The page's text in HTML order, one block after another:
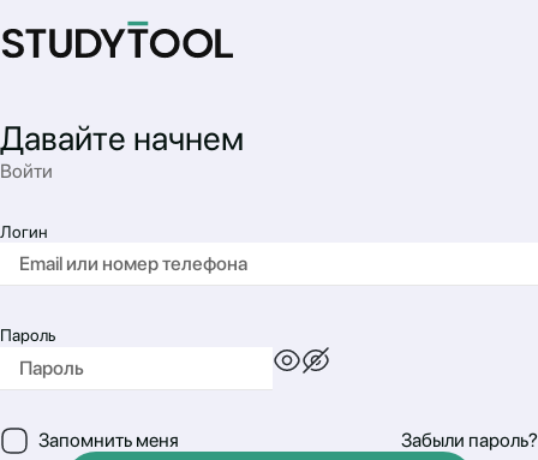
Давайте начнем
Войти
Логин
Пароль
Запомнить меня
Забыли пароль?